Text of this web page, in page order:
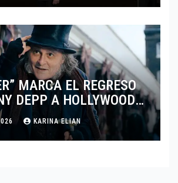
MARCA EL REGRESO
DEPP A HOLLYWOOD
POR EL CINE
EUROPEO
KARINA ELIAN